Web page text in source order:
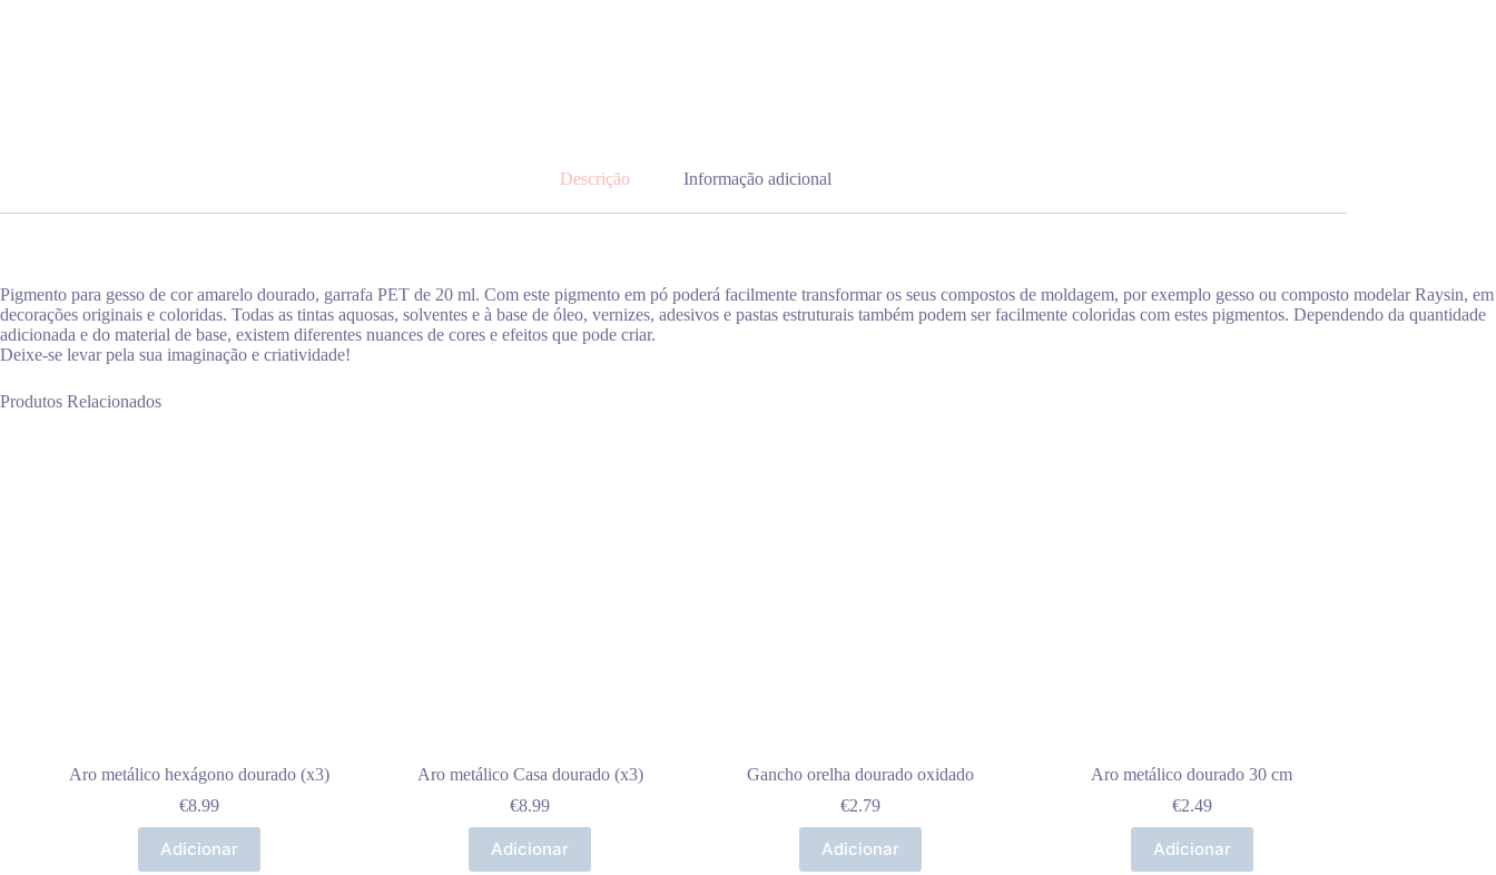
Descrição Informação adicional
Pigmento para gesso de cor amarelo dourado, garrafa PET de 20 ml. Com este pigmento em pó poderá facilmente transformar os seus compostos de moldagem, por exemplo gesso ou composto modelar Raysin, em
decorações originais e coloridas. Todas as tintas aquosas, solventes e à base de óleo, vernizes, adesivos e pastas estruturais também podem ser facilmente coloridas com estes pigmentos. Dependendo da quantidade
adicionada e do material de base, existem diferentes nuances de cores e efeitos que pode criar.
Deixe-se levar pela sua imaginação e criatividade!
Produtos Relacionados
Aro metálico hexágono dourado (x3)
€8.99
Adicionar
Aro metálico Casa dourado (x3)
€8.99
Adicionar
Gancho orelha dourado oxidado
€2.79
Adicionar
Aro metálico dourado 30 cm
€2.49
Adicionar